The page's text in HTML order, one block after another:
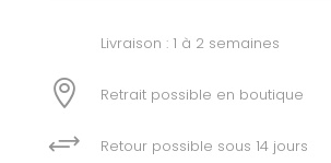
Livraison : 1 à 2 semaines
 Retrait possible en boutique
+ Retour possible sous 14 jours